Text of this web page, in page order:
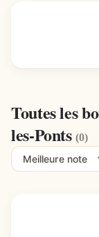
Toutes les
les-Ponts(0)